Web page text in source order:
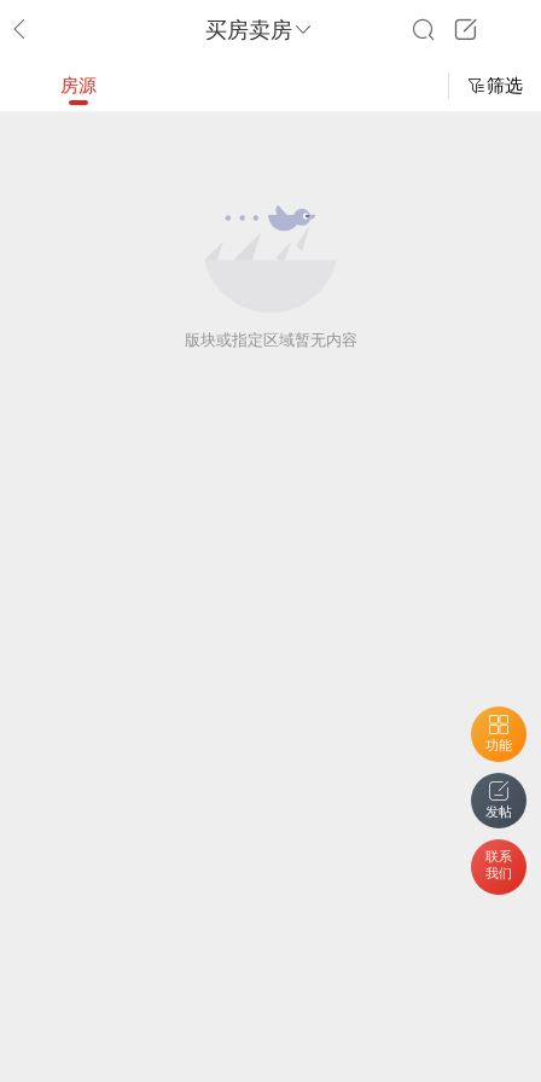
买房卖房
功能
发帖
联系
我们
房源 筛选
版块或指定区域暂无内容